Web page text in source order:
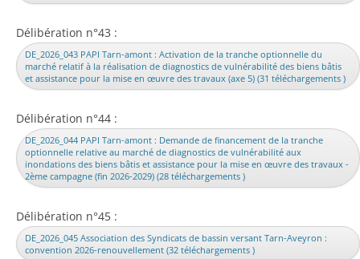
Délibération n°43 :
DE_2026_043 PAPI Tarn-amont : Activation de la tranche optionnelle du
marché relatif à la réalisation de diagnostics de vulnérabilité des biens bâtis
et assistance pour la mise en œuvre des travaux (axe 5) (31 téléchargements )
Délibération n°44 :
DE_2026_044 PAPI Tarn-amont : Demande de financement de la tranche
optionnelle relative au marché de diagnostics de vulnérabilité aux
inondations des biens bâtis et assistance pour la mise en œuvre des travaux -
2ème campagne (fin 2026-2029) (28 téléchargements )
Délibération n°45 :
DE_2026_045 Association des Syndicats de bassin versant Tarn-Aveyron :
convention 2026-renouvellement (32 téléchargements )